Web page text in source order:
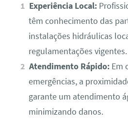
Experiência Local:
têm conhecimento das
instalações hidráulicas
regulamentações vigentes.
Atendimento Rápido: Em
emergências, a
garante um atendimento
minimizando danos.